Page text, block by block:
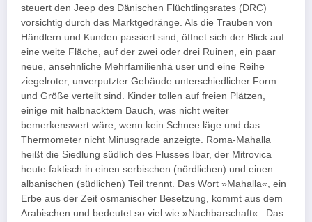
steuert den Jeep des Dänischen Flüchtlingsrates (DRC)
vorsichtig durch das Marktgedränge. Als die Trauben von
Händlern und Kunden passiert sind, öffnet sich der Blick auf
eine weite Fläche, auf der zwei oder drei Ruinen, ein paar
neue, ansehnliche Mehrfamilienhä user und eine Reihe
ziegelroter, unverputzter Gebäude unterschiedlicher Form
und Größe verteilt sind. Kinder tollen auf freien Plätzen,
einige mit halbnacktem Bauch, was nicht weiter
bemerkenswert wäre, wenn kein Schnee läge und das
Thermometer nicht Minusgrade anzeigte. Roma-Mahalla
heißt die Siedlung südlich des Flusses Ibar, der Mitrovica
heute faktisch in einen serbischen (nördlichen) und einen
albanischen (südlichen) Teil trennt. Das Wort »Mahalla«, ein
Erbe aus der Zeit osmanischer Besetzung, kommt aus dem
Arabischen und bedeutet so viel wie »Nachbarschaft« . Das